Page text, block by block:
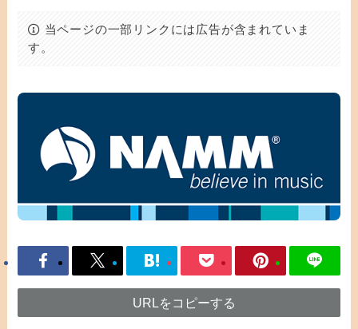
当ページの一部リンクには広告が含まれていま
す。
URLをコピーする